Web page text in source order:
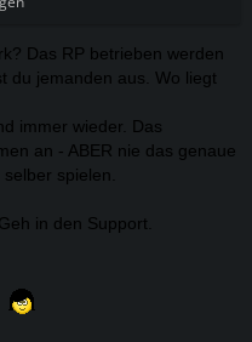
Das RP betrieben werden
du jemanden aus. Wo liegt
immer wieder. Das
an - ABER nie das genaue
spielen.
in den Support.